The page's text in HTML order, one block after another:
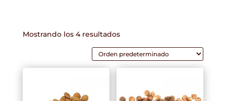
Mostrando los 4 resultados